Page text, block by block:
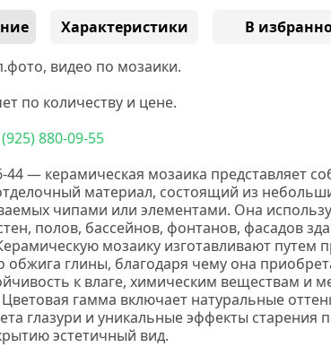
Характеристики
В
видео по мозаики.
по количеству и цене.
(925) 880-09-55
44 — керамическая мозаика представляет
материал, состоящий из
чипами или элементами. Она
полов, бассейнов, фонтанов, фасадов
мозаику изготавливают путем
обжига глины, благодаря чему она
к влаге, химическим веществам и
гамма включает натуральные
глазури и уникальные эффекты старения
эстетичный вид.